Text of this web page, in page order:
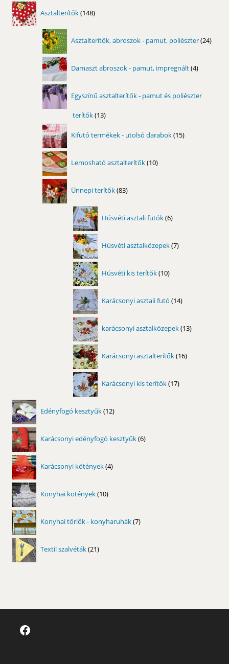
Asztalterítők 148
termék
Asztalterítők, abroszok - pamut, poliészter 24
Damaszt abroszok - pamut, impregnált 4
termék
Egyszínű asztalterítők - pamut és poliészter
terítők 1313
Kifutó termékek - utolsó darabok 15
termék
Lemosható asztalterítők 10
termék
Ünnepi terítők 83
termék
Húsvéti asztali futók 6
termék
Húsvéti asztalközepek 7
termék
Húsvéti kis terítők 10
termék
Karácsonyi asztali futó 14
termék
karácsonyi asztalközepek 13
termék
Karácsonyi asztalterítők 16
termék
Karácsonyi kis terítők 17
termék
Edényfogó kesztyűk 12
termék
Karácsonyi edényfogó kesztyűk 6
termék
Karácsonyi kötények 4
termék
Konyhai kötények 10
termék
Konyhai tőrlők - konyharuhák 7
termék
Textil szalvéták 21
termék
Facebook